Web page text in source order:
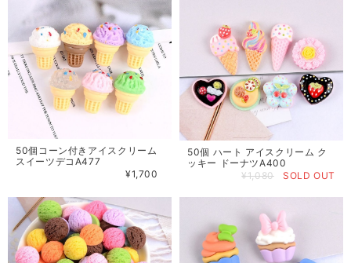
50個コーン付きアイスクリーム
スイーツデコA477
¥1,700
50個 ハート アイスクリーム ク
ッキー ドーナツA400
¥1,080
SOLD OUT